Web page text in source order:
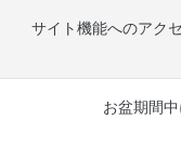
サイト機能へのアク
お盆期間